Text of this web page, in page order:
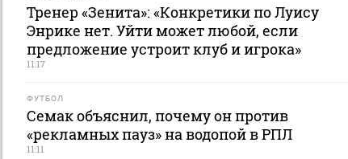
Тренер «Зенита»: «Конкретики по Луису
Энрике нет. Уйти может любой, если
предложение устроит клуб и игрока»
11:17
ФУТБОЛ
Семак объяснил, почему он против
«рекламных пауз» на водопой в РПЛ
11:11